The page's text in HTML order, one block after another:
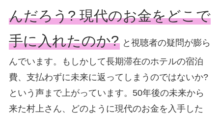
んだろう? 現代のお金をどこで
手に入れたのか?と視聴者の疑問が膨ら
んでいます。もしかして長期滞在のホテルの宿泊
費、支払わずに未来に返ってしまうのではないか?
という声まで上がっています。50年後の未来から
来た村上さん、どのように現代のお金を入手した